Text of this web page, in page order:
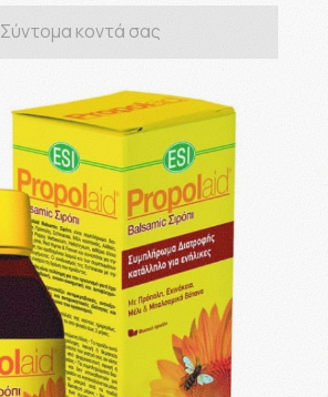
Σύντομα κοντά σας